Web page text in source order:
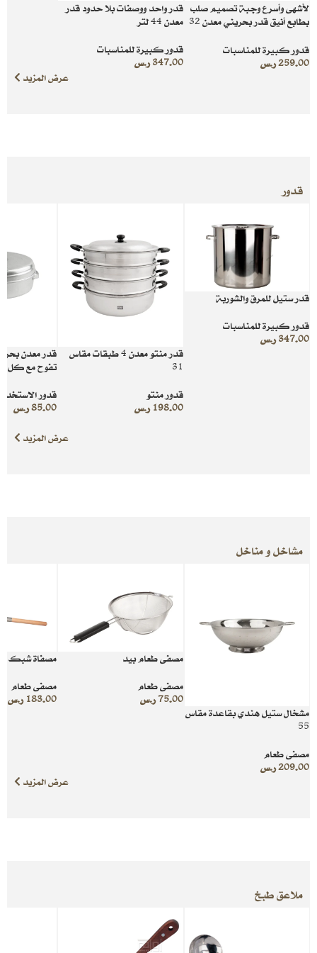
لأشهى وأسرع وجبة تصميم صلب
بطابع أنيق قدر بحريني معدن 32
قدور كبيرة للمناسبات
259.00ر.س
قدر واحد ووصفات بلا حدود قدر
معدن 44 لتر
قدور كبيرة للمناسبات
347.00 ر.س
عرض المزيد
قدور
قدر ستيل للمرق والشوربة
قدور كبيرة للمناسبات
347.00ر.س
قدر منتو معدن 4 طبقات مقاس
31
قدور منتو
198.00 ر.س
قدر معدن
تفوح مع كل
قدور
85.00ر.س
عرض المزيد
مشاخل و مناخل
مشخال ستيل هندي بقاعدة مقاس
55
مصفى طعام
209.00ر.س
مصفى طعام بيد
مصفى طعام
75.00 ر.س
مصفاة شبك
مصفى طعام
183.00 ر.س
عرض المزيد
ملاعق طبخ